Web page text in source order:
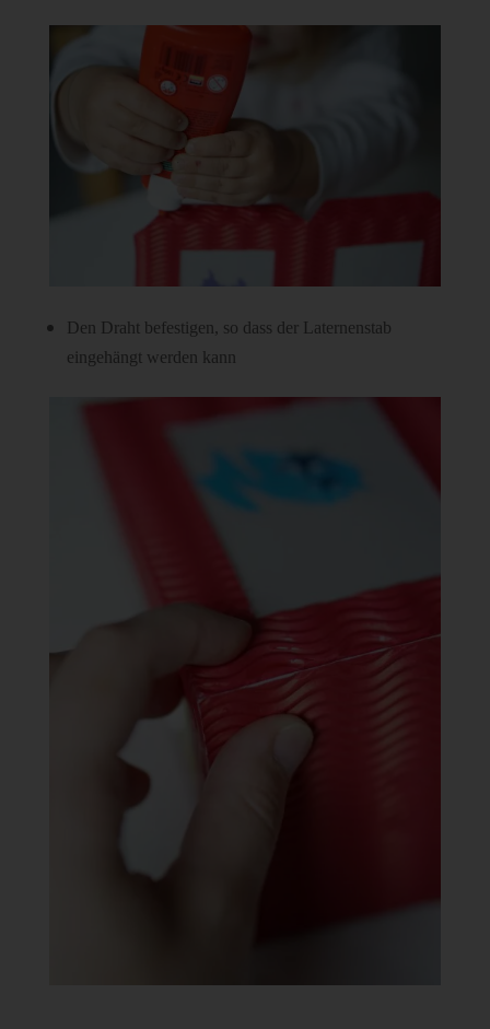
Den Draht befestigen, so dass der Laternenstab
eingehängt werden kann